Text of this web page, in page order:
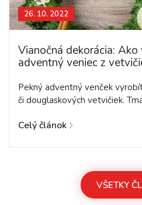
26. 10. 2022
Vianočná dekorácia:
adventný veniec z
Pekný adventný venček
či douglaskových vetvičiek.
Celý článok
VŠETKY